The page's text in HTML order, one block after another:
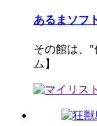
あるまソフ
その館は、
ム】